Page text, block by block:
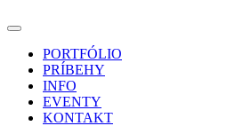
PORTFÓLIO
PRÍBEHY
INFO
EVENTY
KONTAKT